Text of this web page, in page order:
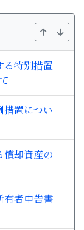
る特別措置
措置につい
償却資産の
有者申告書